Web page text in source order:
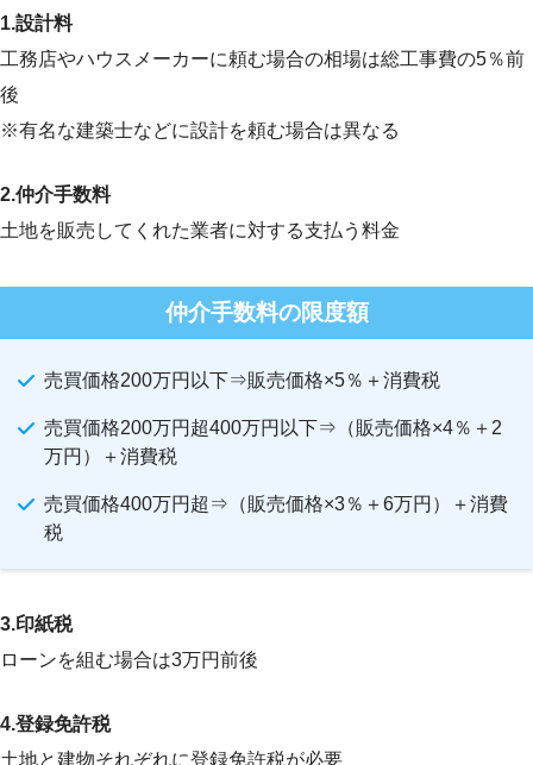
1.設計料
工務店やハウスメーカーに頼む場合の相場は総工事費の5％前
後
※有名な建築士などに設計を頼む場合は異なる
2.仲介手数料
土地を販売してくれた業者に対する支払う料金
仲介手数料の限度額
売買価格200万円以下⇒販売価格×5％＋消費税
売買価格200万円超400万円以下⇒（販売価格×4％＋2
万円）＋消費税
売買価格400万円超⇒（販売価格×3％＋6万円）＋消費
税
3.印紙税
ローンを組む場合は3万円前後
4.登録免許税
土地と建物それぞれに登録免許税が必要